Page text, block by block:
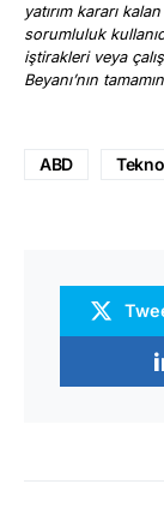
yatırım kararı
sorumluluk
iştirakleri veya
Beyanı’nın
ABD